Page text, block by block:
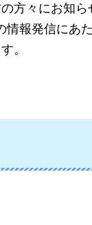
方々にお知
報発信にあ
。